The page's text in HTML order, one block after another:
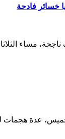
خسائر فادحة
مساء
عدة هجمات